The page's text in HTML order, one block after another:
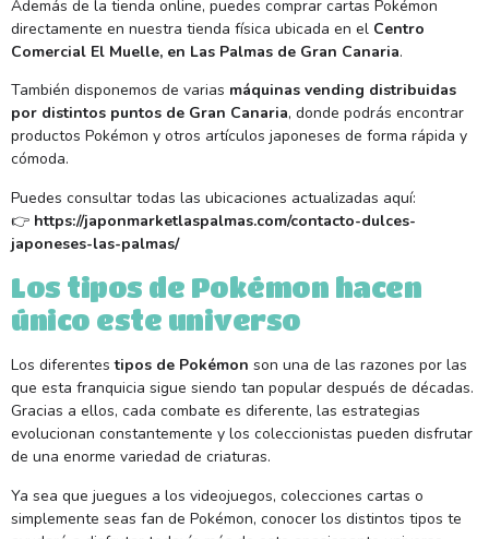
Además de la tienda online, puedes comprar cartas Pokémon
directamente en nuestra tienda física ubicada en el Centro
Comercial El Muelle, en Las Palmas de Gran Canaria.
También disponemos de varias máquinas vending distribuidas
por distintos puntos de Gran Canaria, donde podrás encontrar
productos Pokémon y otros artículos japoneses de forma rápida y
cómoda.
Puedes consultar todas las ubicaciones actualizadas aquí:
👉 https://japonmarketlaspalmas.com/contacto-dulces-
japoneses-las-palmas/
Los tipos de Pokémon hacen
único este universo
Los diferentestipos de Pokémon son una de las razones por las
que esta franquicia sigue siendo tan popular después de décadas.
Gracias a ellos, cada combate es diferente, las estrategias
evolucionan constantemente y los coleccionistas pueden disfrutar
de una enorme variedad de criaturas.
Ya sea que juegues a los videojuegos, colecciones cartas o
simplemente seas fan de Pokémon, conocer los distintos tipos te